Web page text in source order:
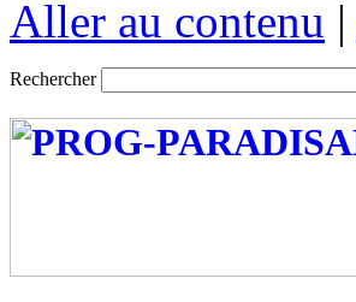
Aller au contenu |
Rechercher